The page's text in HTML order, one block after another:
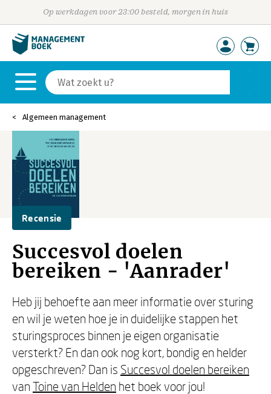
Op werkdagen voor 23:00 besteld, morgen in huis
Algemeen management
Recensie
Succesvol doelen
bereiken - 'Aanrader'
Heb jij behoefte aan meer informatie over sturing
en wil je weten hoe je in duidelijke stappen het
sturingsproces binnen je eigen organisatie
versterkt? En dan ook nog kort, bondig en helder
opgeschreven? Dan is Succesvol doelen bereiken
van Toine van Helden het boek voor jou!